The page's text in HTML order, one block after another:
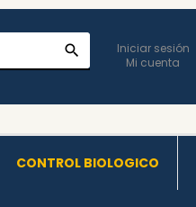
search
Iniciar sesión
Mi cuenta
CONTROL BIOLOGICO